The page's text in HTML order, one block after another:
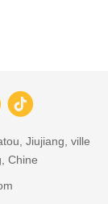
Jiujiang, ville
Chine